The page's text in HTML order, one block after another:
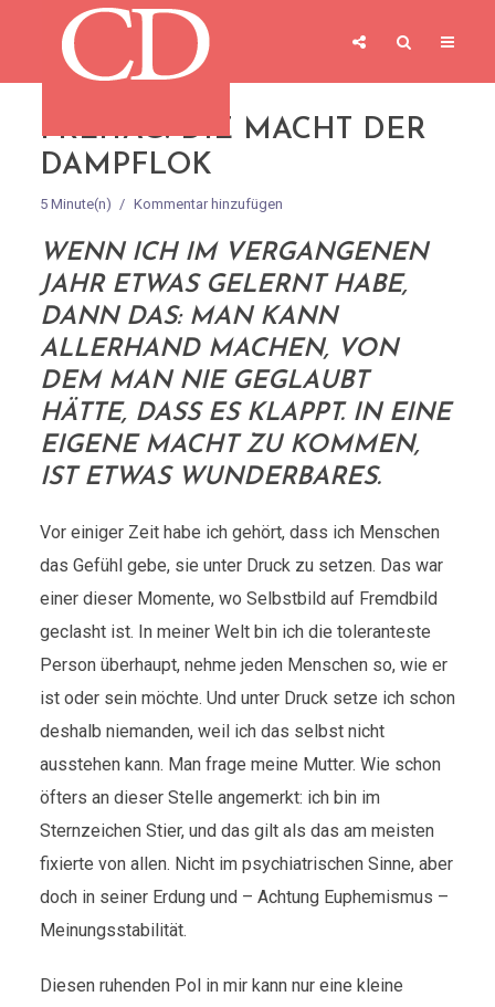
FREITAG: DIE MACHT DER
DAMPFLOK
5 Minute(n) Kommentar hinzufügen
WENN ICH IM VERGANGENEN
JAHR ETWAS GELERNT HABE,
DANN DAS: MAN KANN
ALLERHAND MACHEN, VON
DEM MAN NIE GEGLAUBT
HÄTTE, DASS ES KLAPPT. IN EINE
EIGENE MACHT ZU KOMMEN,
IST ETWAS WUNDERBARES.
Vor einiger Zeit habe ich gehört, dass ich Menschen
das Gefühl gebe, sie unter Druck zu setzen. Das war
einer dieser Momente, wo Selbstbild auf Fremdbild
geclasht ist. In meiner Welt bin ich die toleranteste
Person überhaupt, nehme jeden Menschen so, wie er
ist oder sein möchte. Und unter Druck setze ich schon
deshalb niemanden, weil ich das selbst nicht
ausstehen kann. Man frage meine Mutter. Wie schon
öfters an dieser Stelle angemerkt: ich bin im
Sternzeichen Stier, und das gilt als das am meisten
fixierte von allen. Nicht im psychiatrischen Sinne, aber
doch in seiner Erdung und – Achtung Euphemismus –
Meinungsstabilität.
Diesen ruhenden Pol in mir kann nur eine kleine